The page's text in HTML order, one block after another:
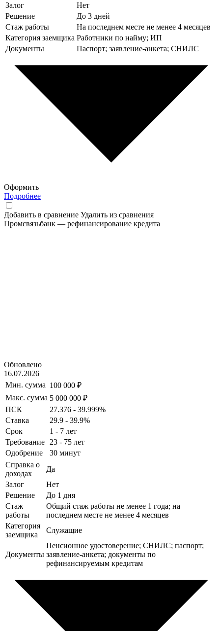
Залог
Нет
Решение
До 3 дней
Стаж работы
На последнем месте не менее 4 месяцев
Категория заемщика Работники по найму; ИП
Документы
Паспорт; заявление-анкета; СНИЛС
Оформить
Подробнее
Добавить в сравнение Удалить из сравнения
Промсвязьбанк — рефинансирование кредита
Обновлено
16.07.2026
Мин. сумма 100 000 ₽
Макс. сумма 5 000 000 ₽
ПСК
27.376 - 39.999%
Ставка
29.9 - 39.9%
Срок
1 - 7 лет
Требование
23 - 75 лет
Одобрение
30 минут
Справка о
доходах
Да
Залог
Нет
Решение
До 1 дня
Стаж
работы
Общий стаж работы не менее 1 года; на
последнем месте не менее 4 месяцев
Категория
заемщика
Служащие
Документы
Пенсионное удостоверение; СНИЛС; паспорт;
заявление-анкета; документы по
рефинансируемым кредитам